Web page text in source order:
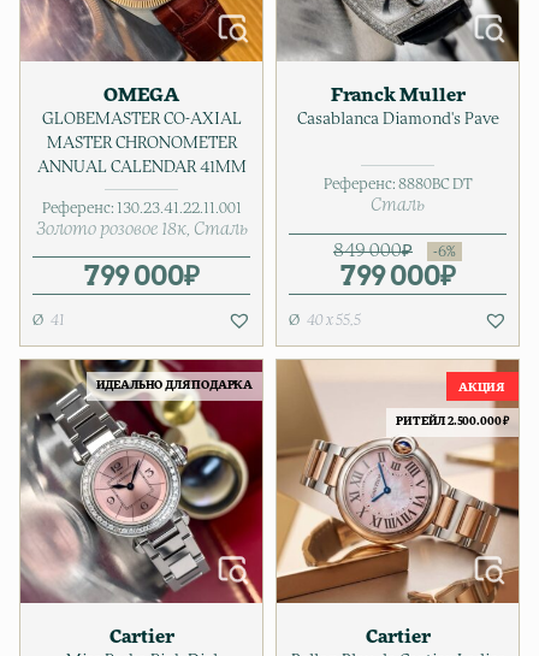
OMEGA
GLOBEMASTER CO-AXIAL
MASTER CHRONOMETER
ANNUAL CALENDAR 41MM
Референс: 130.23.41.22.11.001
Золото розовое 18к Сталь
799 000₽
41
Franck Muller
Casablanca Diamond's Pave
Референс: 8880BC DT
Сталь
849 000₽
799 000₽
Текущая
40 x 55,5
ИДЕАЛЬНО ДЛЯ ПОДАРКА
Cartier
РИТЕЙЛ 2.500.000 ₽
Cartier